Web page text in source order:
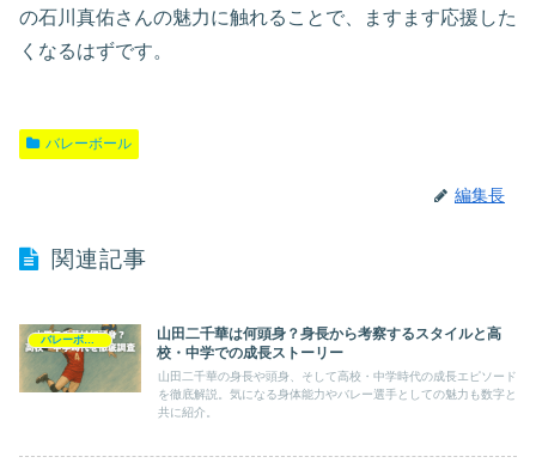
の石川真佑さんの魅力に触れることで、ますます応援した
くなるはずです。
バレーボール
編集長
関連記事
バレーボール
山田二千華は何頭身？身長から考察するスタイルと高
校・中学での成長ストーリー
山田二千華の身長や頭身、そして高校・中学時代の成長エピソード
を徹底解説。気になる身体能力やバレー選手としての魅力も数字と
共に紹介。